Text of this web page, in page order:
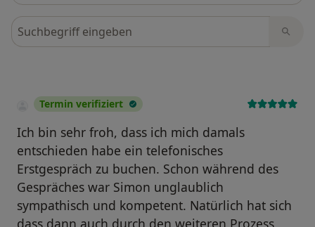
Bewertungen durchsuchen
Termin verifiziert
Ich bin sehr froh, dass ich mich damals
entschieden habe ein telefonisches
Erstgespräch zu buchen. Schon während des
Gespräches war Simon unglaublich
sympathisch und kompetent. Natürlich hat sich
dass dann auch durch den weiteren Prozess